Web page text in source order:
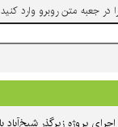
در جعبه متن روبرو وارد کنید